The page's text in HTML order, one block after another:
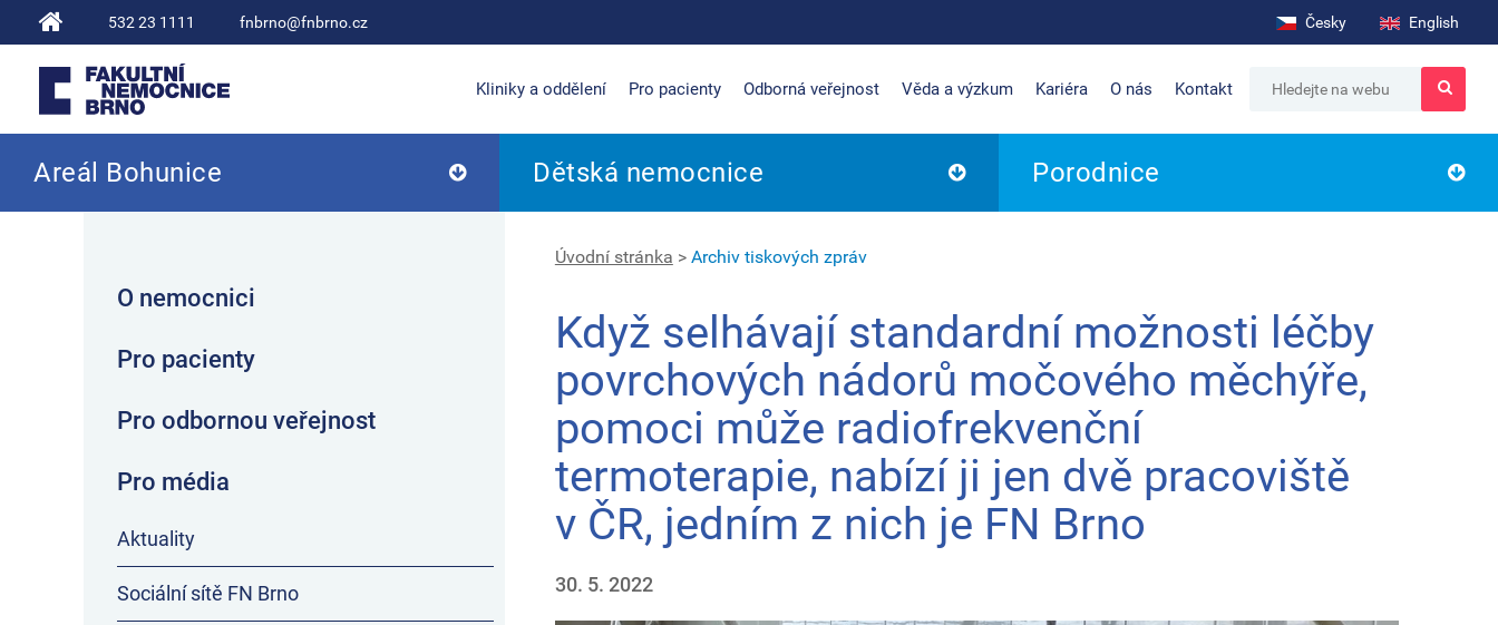
532 23 1111 fnbrno@fnbrno.cz Česky English
Fakultní nemocnice Brno
Kliniky a oddělení Pro pacienty Odborná veřejnost Věda a výzkum Kariéra O nás Kontakt
Areál Bohunice Dětská nemocnice Porodnice
Úvodní stránka > Archiv tiskových zpráv
Když selhávají standardní možnosti léčby
povrchových nádorů močového měchýře,
pomoci může radiofrekvenční
termoterapie, nabízí ji jen dvě pracoviště
v ČR, jedním z nich je FN Brno
30. 5. 2022
O nemocnici
Pro pacienty
Pro odbornou veřejnost
Pro média
Aktuality
Sociální sítě FN Brno